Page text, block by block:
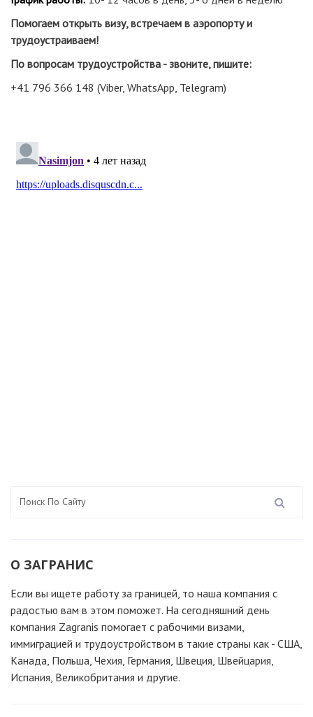
Помогаем открыть визу, встречаем в аэропорту и
трудоустраиваем!
По вопросам трудоустройства - звоните, пишите:
+41 796 366 148 (Viber, WhatsApp, Telegram)
О ЗАГРАНИС
Если вы ищете работу за границей, то наша компания c
радостью вам в этом поможет. На сегодняшний день
компания Zagranis помогает с рабочими визами,
иммиграцией и трудоустройством в такие страны как - США,
Канада, Польша, Чехия, Германия, Швеция, Швейцария,
Испания, Великобритания и другие.